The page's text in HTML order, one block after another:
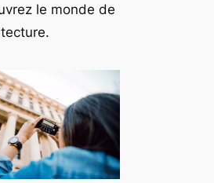
le monde de